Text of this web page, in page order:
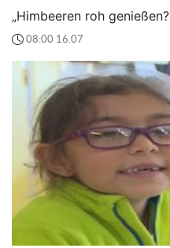
„Himbeeren roh genießen?
08:00 16.07